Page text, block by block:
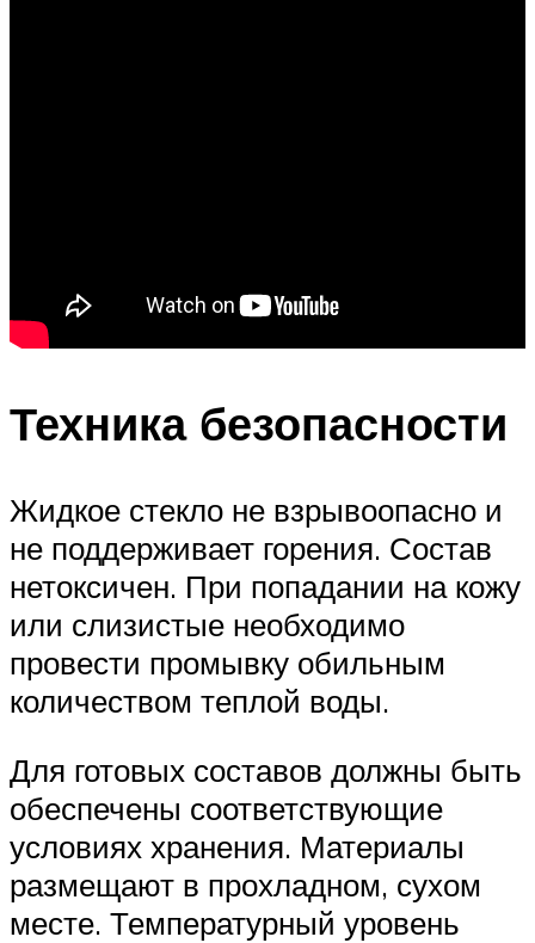
Техника безопасности
Жидкое стекло не взрывоопасно и
не поддерживает горения. Состав
нетоксичен. При попадании на кожу
или слизистые необходимо
провести промывку обильным
количеством теплой воды.
Для готовых составов должны быть
обеспечены соответствующие
условиях хранения. Материалы
размещают в прохладном, сухом
месте. Температурный уровень